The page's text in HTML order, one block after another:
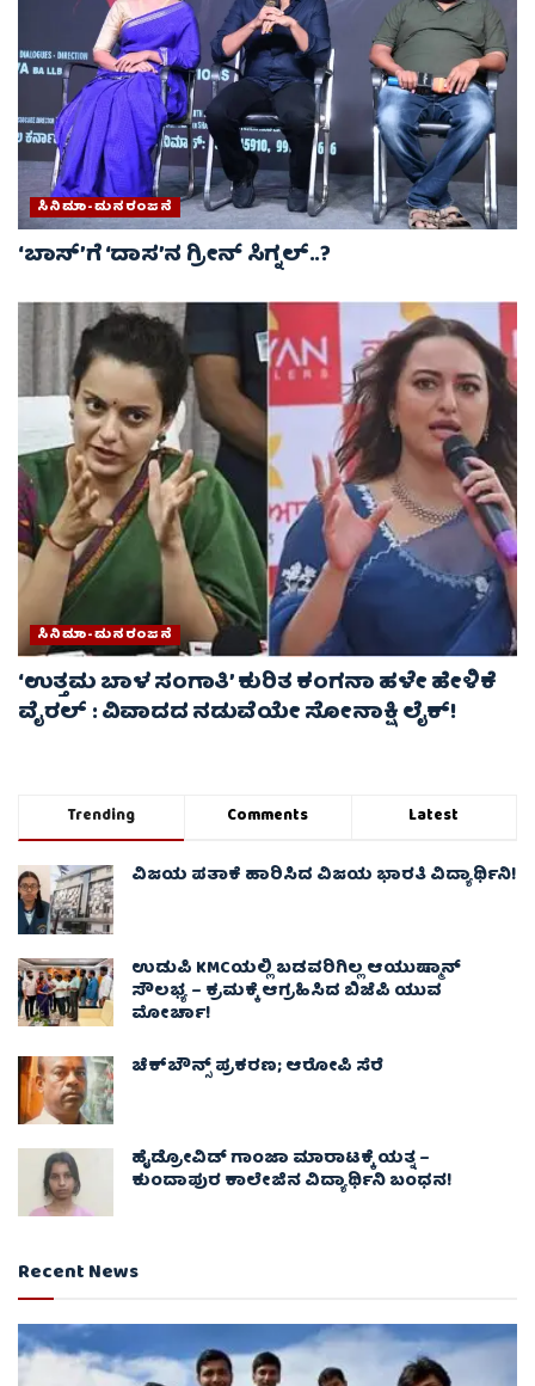
ಸಿನಿಮಾ-ಮನರಂಜನೆ
‘ಬಾಸ್’ಗೆ ‘ದಾಸ’ನ ಗ್ರೀನ್ ಸಿಗ್ನಲ್..?
ಸಿನಿಮಾ-ಮನರಂಜನೆ
‘ಉತ್ತಮ ಬಾಳ ಸಂಗಾತಿ’ ಕುರಿತ ಕಂಗನಾ ಹಳೇ ಹೇಳಿಕೆ
ವೈರಲ್ : ವಿವಾದದ ನಡುವೆಯೇ ಸೋನಾಕ್ಷಿ ಲೈಕ್!
Trending Comments Latest
ವಿಜಯ ಪತಾಕೆ ಹಾರಿಸಿದ ವಿಜಯ ಭಾರತಿ ವಿದ್ಯಾರ್ಥಿನಿ!
ಉಡುಪಿ KMCಯಲ್ಲಿ ಬಡವರಿಗಿಲ್ಲ ಆಯುಷ್ಮಾನ್
ಸೌಲಭ್ಯ – ಕ್ರಮಕ್ಕೆ ಆಗ್ರಹಿಸಿದ ಬಿಜೆಪಿ ಯುವ
ಮೋರ್ಚಾ!
ಚೆಕ್​ಬೌನ್ಸ್​ ಪ್ರಕರಣ; ಆರೋಪಿ ಸೆರೆ
ಹೈಡ್ರೋವಿಡ್ ಗಾಂಜಾ ಮಾರಾಟಕ್ಕೆ ಯತ್ನ –
ಕುಂದಾಪುರ ಕಾಲೇಜಿನ ವಿದ್ಯಾರ್ಥಿನಿ ಬಂಧನ!
Recent News